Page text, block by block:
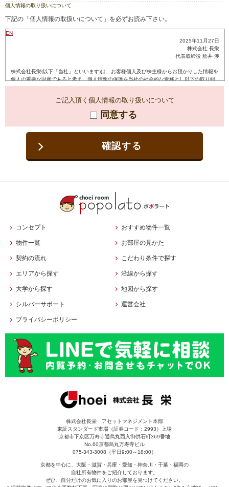
個人情報の取り扱いについて
下記の「個人情報の取扱いについて」を必ずお読み下さい。
ご記入頂く個人情報の取り扱いについて
同意する
確認する
コンセプト おすすめ物件一覧
物件一覧 お部屋の見かた
契約の流れ こだわり条件で探す
エリアから探す 沿線から探す
大学から探す 地図から探す
シルバーサポート 運営会社
プライバシーポリシー
株式会社長栄 アセットマネジメント本部
東証スタンダード市場（証券コード：2993）上場
京都市下京区万寿寺通烏丸西入御供石町369番地
No.60京都烏丸万寿寺ビル
075-343-3008（平日9:00～18:00）
京都を中心に、大阪・滋賀・兵庫・愛知・神奈川・千葉・福岡の
自社所有物件をご紹介しております。
ぜひ、自分だけのお気に入りのお部屋を見つけてください。